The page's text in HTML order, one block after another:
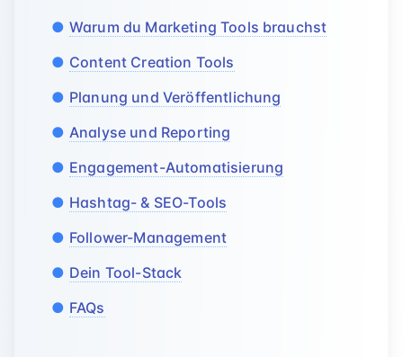
Warum du Marketing Tools brauchst
Content Creation Tools
Planung und Veröffentlichung
Analyse und Reporting
Engagement-Automatisierung
Hashtag- & SEO-Tools
Follower-Management
Dein Tool-Stack
FAQs